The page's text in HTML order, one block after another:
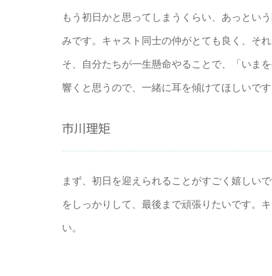
もう初日かと思ってしまうくらい、あっとい
みです。キャスト同士の仲がとても良く、そ
そ、自分たちが一生懸命やることで、「いま
響くと思うので、一緒に耳を傾けてほしいです
市川理矩
まず、初日を迎えられることがすごく嬉しい
をしっかりして、最後まで頑張りたいです。
い。